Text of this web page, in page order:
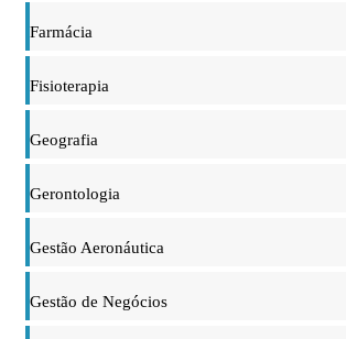
Farmácia
Fisioterapia
Geografia
Gerontologia
Gestão Aeronáutica
Gestão de Negócios